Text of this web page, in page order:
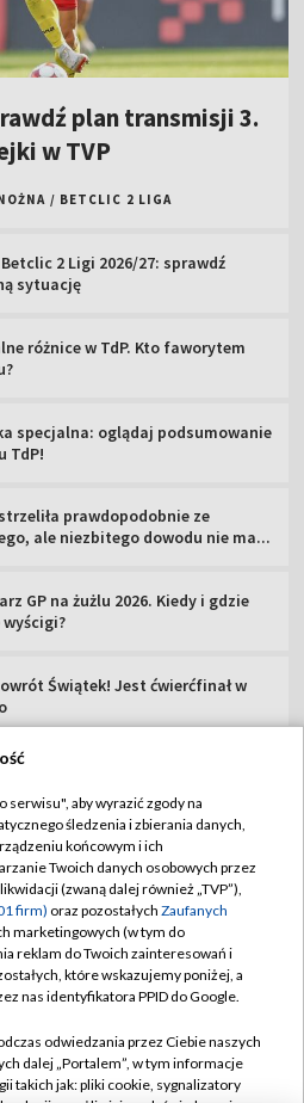
plan transmisji 3.
w TVP
/ BETCLIC 2 LIGA
2 Ligi 2026/27: sprawdź
sytuację
różnice w TdP. Kto faworytem
specjalna: oglądaj podsumowanie
TdP!
prawdopodobnie ze
ale niezbitego dowodu nie ma...
GP na żużlu 2026. Kiedy i gdzie
Świątek! Jest ćwierćfinał w
TVP
TVP
Sklep TVP
Reklamy
Handlowa
w TVP
TVP
prywatności
Moje zgody
reklamy
serwisu", aby wyrazić zgody na
śledzenia i zbierania danych,
końcowym i ich
Twoich danych osobowych przez
(zwaną dalej również „TVP”),
firm) oraz pozostałych Zaufanych
marketingowych (w tym do
reklam do Twoich zainteresowań i
które wskazujemy poniżej, a
nas identyfikatora PPID do Google.
odwiedzania przez Ciebie naszych
dalej „Portalem”, w tym informacje
takich jak: pliki cookie, sygnalizatory